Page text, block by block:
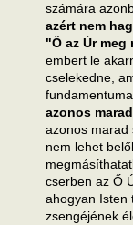
számára
azért nem
"Ő az Úr
embert le
cselekedne,
azonos
azonos marad
nem lehet
cserben az Ő
ahogyan Isten
zsengéjének